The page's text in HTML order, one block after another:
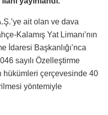
ait olan ve dava
Kalamış Yat Limanı’nın
İdaresi Başkanlığı’nca
sayılı Özelleştirme
hükümleri çerçevesinde 40
yöntemiyle